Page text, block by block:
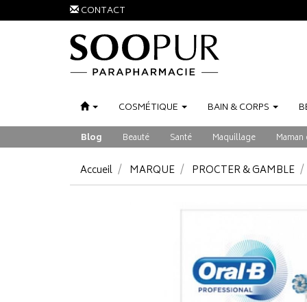
CONTACT
COSMÉTIQUE BAIN &CORPS
Blog Beauté Santé Maquillage
Accueil MARQUE PROCTER & GAMBLE